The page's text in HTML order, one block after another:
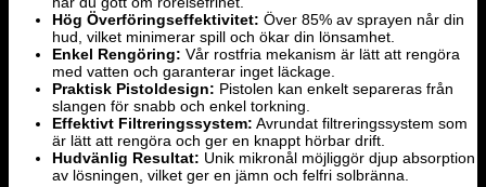
Hög Överföringseffektivitet: Över 85% av sprayen når din
hud, vilket minimerar spill och ökar din lönsamhet.
Enkel Rengöring: Vår rostfria mekanism är lätt att rengöra
med vatten och garanterar inget läckage.
Praktisk Pistoldesign: Pistolen kan enkelt separeras från
slangen för snabb och enkel torkning.
Effektivt Filtreringssystem: Avrundat filtreringssystem som
är lätt att rengöra och ger en knappt hörbar drift.
Hudvänlig Resultat: Unik mikronål möjliggör djup absorption
av lösningen, vilket ger en jämn och felfri solbränna.